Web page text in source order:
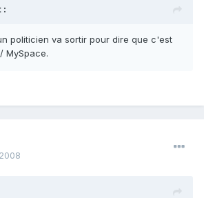
:
politicien va sortir pour dire que c'est
MySpace.